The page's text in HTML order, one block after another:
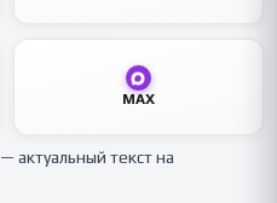
MAX
— актуальный текст на